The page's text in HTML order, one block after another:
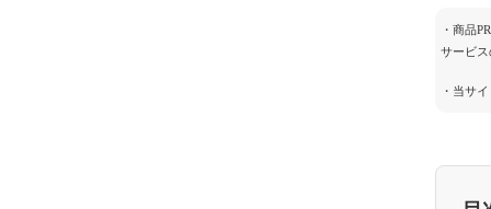
・商品
サービ
・当サ